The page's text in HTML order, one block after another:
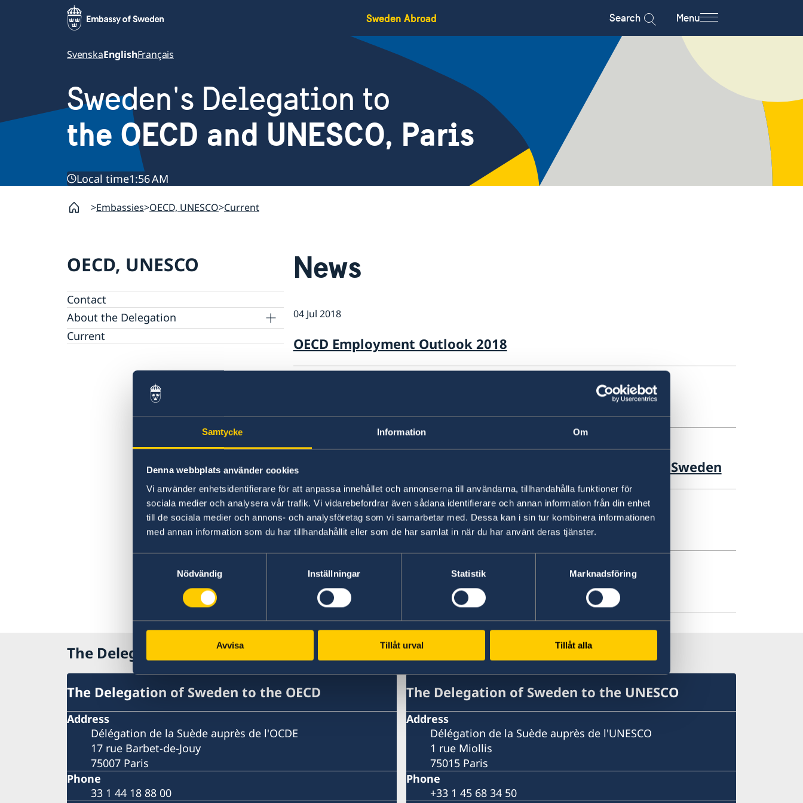
Samtycke Information Om
Denna webbplats använder cookies
Vi använder enhetsidentifierare för att anpassa innehållet och annonserna till användarna, tillhandahålla funktioner för
sociala medier och analysera vår trafik. Vi vidarebefordrar även sådana identifierare och annan information från din enhet
till de sociala medier och annons- och analysföretag som vi samarbetar med. Dessa kan i sin tur kombinera informationen
med annan information som du har tillhandahållit eller som de har samlat in när du har använt deras tjänster.
Nödvändig
Inställningar Statistik Marknadsföring
Avvisa Tillåt urval Tillåt alla
Sweden Abroad Search Menu
SvenskaEnglishFrançais
Sweden's Delegation to
the OECD and UNESCO, Paris
Local time1:56 AM
Embassies OECD, UNESCO Current
OECD, UNESCO
Contact
About the Delegation
Sweden & the OECD
OECD member countries and partners
Calendar of Events
Data Protection Policy (GDPR)
Current
News
04 Jul 2018
OECD Employment Outlook 2018
03 Jul 2018
OECD Reviews of Digital Transformation: Going Digital in Sweden
17 May 2018
Launch of the first Global Deal Flagship Report
The Government’s Statement of Foreign Policy 2018
« 1 2 ... 13 14 15 16 17
The Delegation of Sweden to the OECD and UNESCO
The Delegation of Sweden to the OECD
Address
Délégation de la Suède auprès de l'OCDE
17 rue Barbet-de-Jouy
75007 Paris
Phone
33 1 44 18 88 00
The Delegation of Sweden to the UNESCO
Address
Délégation de la Suède auprès de l'UNESCO
1 rue Miollis
75015 Paris
Phone
+33 1 45 68 34 50